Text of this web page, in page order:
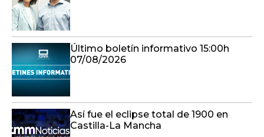
Último boletín informativo 15:00h
07/08/2026
Así fue el eclipse total de 1900 en
Castilla-La Mancha